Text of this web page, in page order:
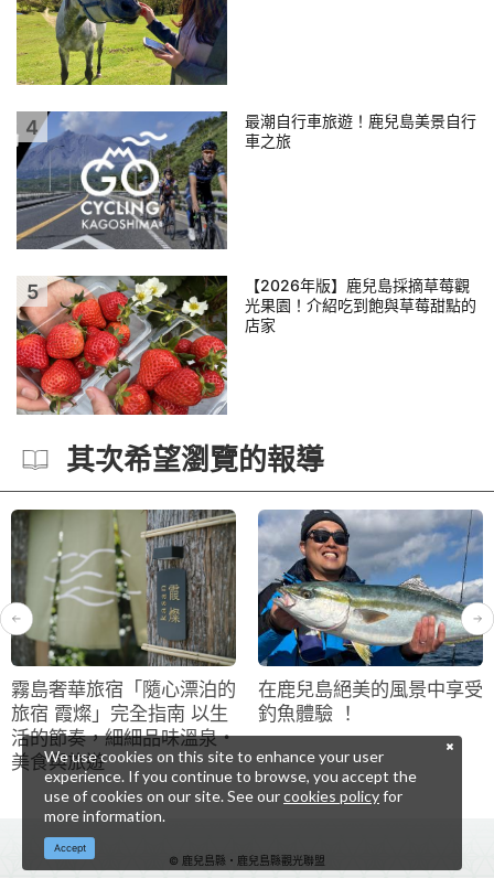
最潮自行車旅遊！鹿兒島美景自行
車之旅
【2026年版】鹿兒島採摘草莓觀
光果園！介紹吃到飽與草莓甜點的
店家
其次希望瀏覽的報導
霧島奢華旅宿「隨心漂泊的
旅宿 霞燦」完全指南 以生
活的節奏，細細品味溫泉・
美食與旅遊
在鹿兒島絕美的風景中享受
釣魚體驗 ！
© 鹿兒島縣・鹿兒島縣觀光聯盟
We use cookies on this site to enhance your user
experience. If you continue to browse, you accept the
use of cookies on our site. See ourcookies policyfor
more information.
Accept